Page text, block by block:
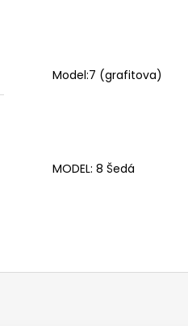
Model:7 (grafitova)
MODEL: 8 Šedá